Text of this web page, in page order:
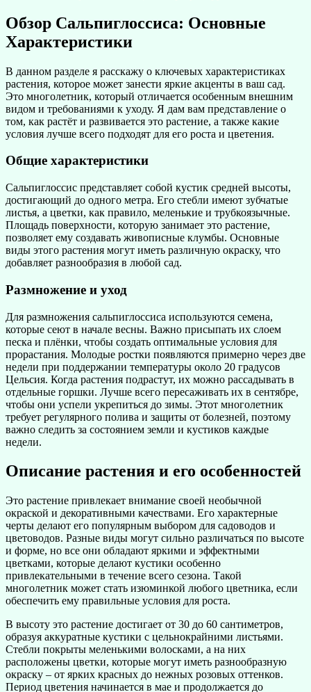
Обзор Сальпиглоссиса: Основные
Характеристики
В данном разделе я расскажу о ключевых характеристиках
растения, которое может занести яркие акценты в ваш сад.
Это многолетник, который отличается особенным внешним
видом и требованиями к уходу. Я дам вам представление о
том, как растёт и развивается это растение, а также какие
условия лучше всего подходят для его роста и цветения.
Общие характеристики
Сальпиглоссис представляет собой кустик средней высоты,
достигающий до одного метра. Его стебли имеют зубчатые
листья, а цветки, как правило, меленькие и трубкоязычные.
Площадь поверхности, которую занимает это растение,
позволяет ему создавать живописные клумбы. Основные
виды этого растения могут иметь различную окраску, что
добавляет разнообразия в любой сад.
Размножение и уход
Для размножения сальпиглоссиса используются семена,
которые сеют в начале весны. Важно присыпать их слоем
песка и плёнки, чтобы создать оптимальные условия для
прорастания. Молодые ростки появляются примерно через две
недели при поддержании температуры около 20 градусов
Цельсия. Когда растения подрастут, их можно рассадывать в
отдельные горшки. Лучше всего пересаживать их в сентябре,
чтобы они успели укрепиться до зимы. Этот многолетник
требует регулярного полива и защиты от болезней, поэтому
важно следить за состоянием земли и кустиков каждые
недели.
Описание растения и его особенностей
Это растение привлекает внимание своей необычной
окраской и декоративными качествами. Его характерные
черты делают его популярным выбором для садоводов и
цветоводов. Разные виды могут сильно различаться по высоте
и форме, но все они обладают яркими и эффектными
цветками, которые делают кустики особенно
привлекательными в течение всего сезона. Такой
многолетник может стать изюминкой любого цветника, если
обеспечить ему правильные условия для роста.
В высоту это растение достигает от 30 до 60 сантиметров,
образуя аккуратные кустики с цельнокрайними листьями.
Стебли покрыты меленькими волосками, а на них
расположены цветки, которые могут иметь разнообразную
окраску – от ярких красных до нежных розовых оттенков.
Период цветения начинается в мае и продолжается до